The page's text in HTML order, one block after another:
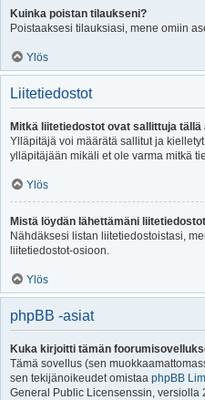
Kuinka poistan tilaukseni?
Poistaaksesi tilauksiasi, mene omiin
Ylös
Liitetiedostot
Mitkä liitetiedostot ovat sallittuja tällä
Ylläpitäjä voi määrätä sallitut ja
ylläpitäjään mikäli et ole varma mitkä
Ylös
Mistä löydän lähettämäni
Nähdäksesi listan liitetiedostoistasi,
liitetiedostot-osioon.
Ylös
phpBB -asiat
Kuka kirjoitti tämän
Tämä sovellus (sen
sen tekijänoikeudet omistaa phpBB
General Public Licensenssin, versiolla